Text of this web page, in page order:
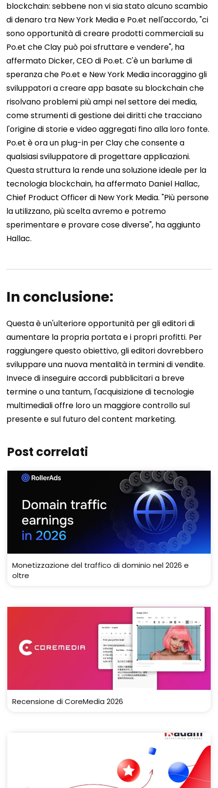
blockchain: sebbene non vi sia stato alcuno scambio
di denaro tra New York Media e Po.et nell'accordo, "ci
sono opportunità di creare prodotti commerciali su
Po.et che Clay può poi sfruttare e vendere", ha
affermato Dicker, CEO di Po.et. C'è un barlume di
speranza che Po.et e New York Media incoraggino gli
sviluppatori a creare app basate su blockchain che
risolvano problemi più ampi nel settore dei media,
come strumenti di gestione dei diritti che tracciano
l'origine di storie e video aggregati fino alla loro fonte.
Po.et è ora un plug-in per Clay che consente a
qualsiasi sviluppatore di progettare applicazioni.
Questa struttura la rende una soluzione ideale per la
tecnologia blockchain, ha affermato Daniel Hallac,
Chief Product Officer di New York Media. "Più persone
la utilizzano, più scelta avremo e potremo
sperimentare e provare cose diverse", ha aggiunto
Hallac.
In conclusione:
Questa è un'ulteriore opportunità per gli editori di
aumentare la propria portata e i propri profitti. Per
raggiungere questo obiettivo, gli editori dovrebbero
sviluppare una nuova mentalità in termini di vendite.
Invece di inseguire accordi pubblicitari a breve
termine o una tantum, l'acquisizione di tecnologie
multimediali offre loro un maggiore controllo sul
presente e sul futuro del content marketing.
Post correlati
Monetizzazione del traffico di dominio nel 2026 e
oltre
Recensione di CoreMedia 2026